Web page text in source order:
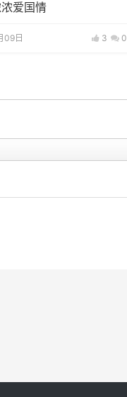
爱国情
09日 3 0